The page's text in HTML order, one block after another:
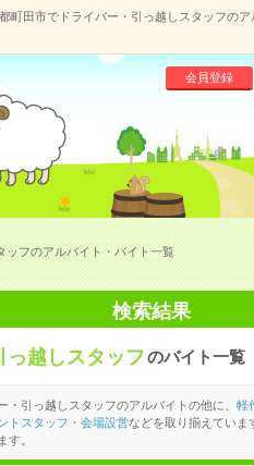
町田市でドライバー・引っ越しスタッフの
会員登録
ッフのアルバイト・バイト一覧
検索結果
っ越しスタッフのバイト一覧
引っ越しスタッフのアルバイトの他に、 軽
トスタッフ・会場設営などを取り揃えていま
す。